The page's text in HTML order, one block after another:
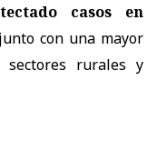
casos en
con una mayor
sectores rurales y